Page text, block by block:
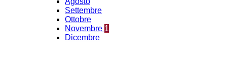
Settembre
Ottobre
Novembre 1
Dicembre